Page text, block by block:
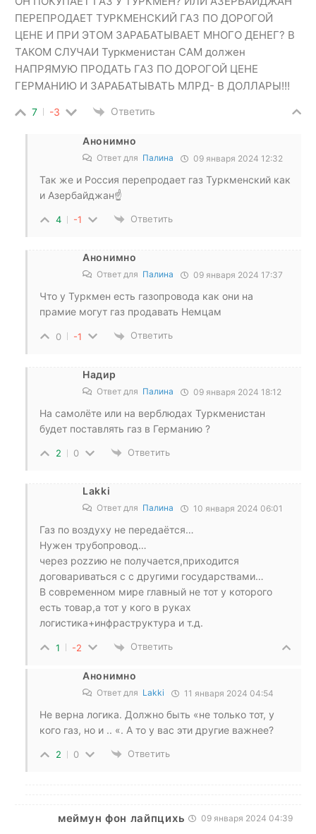
ПЕРЕПРОДАЕТ ТУРКМЕНСКИЙ ГАЗ ПО ДОРОГОЙ
ЦЕНЕ И ПРИ ЭТОМ ЗАРАБАТЫВАЕТ МНОГО ДЕНЕГ? В
ТАКОМ СЛУЧАИ Туркменистан САМ должен
НАПРЯМУЮ ПРОДАТЬ ГАЗ ПО ДОРОГОЙ ЦЕНЕ
ГЕРМАНИЮ И ЗАРАБАТЫВАТЬ МЛРД- В ДОЛЛАРЫ!!!
7 -3 Ответить
Анонимно
Ответ для Палина 09 января 2024 12:32
Так же и Россия перепродает газ Туркменский как
и Азербайджан☝️
4 -1 Ответить
Анонимно
Ответ для Палина 09 января 2024 17:37
Что у Туркмен есть газопровода как они на
прамие могут газ продавать Немцам
0 -1 Ответить
Надир
Ответ для Палина 09 января 2024 18:12
На самолёте или на верблюдах Туркменистан
будет поставлять газ в Германию ?
2 0 Ответить
Lakki
Ответ для Палина 10 января 2024 06:01
Газ по воздуху не передаётся…
Нужен трубопровод…
через роzzию не получается,приходится
договариваться с с другими государствами…
В современном мире главный не тот у которого
есть товар,а тот у кого в руках
логистика+инфраструктура и т.д.
1 -2 Ответить
Анонимно
Ответ для Lakki 11 января 2024 04:54
Не верна логика. Должно быть «не только тот, у
кого газ, но и .. «. А то у вас эти другие важнее?
2 0 Ответить
меймун фон лайпцихь 09 января 2024 04:39